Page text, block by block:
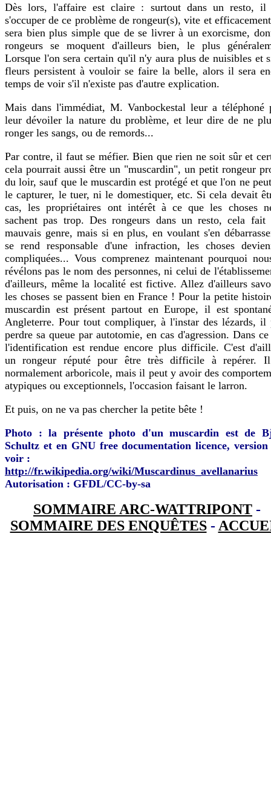
Dès lors, l'affaire est claire : surtout dans un resto, il
s'occuper de ce problème de rongeur(s), vite et
sera bien plus simple que de se livrer à un exorcisme,
rongeurs se moquent d'ailleurs bien, le plus
Lorsque l'on sera certain qu'il n'y aura plus de nuisibles et
fleurs persistent à vouloir se faire la belle, alors il sera
temps de voir s'il n'existe pas d'autre explication.
Mais dans l'immédiat, M. Vanbockestal leur a téléphoné
leur dévoiler la nature du problème, et leur dire de ne
ronger les sangs, ou de remords...
Par contre, il faut se méfier. Bien que rien ne soit sûr et
cela pourrait aussi être un "muscardin", un petit rongeur
du loir, sauf que le muscardin est protégé et que l'on ne
le capturer, le tuer, ni le domestiquer, etc. Si cela devait
cas, les propriétaires ont intérêt à ce que les choses
sachent pas trop. Des rongeurs dans un resto, cela fait
mauvais genre, mais si en plus, en voulant s'en
se rend responsable d'une infraction, les choses
compliquées... Vous comprenez maintenant pourquoi
révélons pas le nom des personnes, ni celui de
d'ailleurs, même la localité est fictive. Allez d'ailleurs
les choses se passent bien en France ! Pour la petite
muscardin est présent partout en Europe, il est
Angleterre. Pour tout compliquer, à l'instar des lézards, il
perdre sa queue par autotomie, en cas d'agression. Dans ce
l'identification est rendue encore plus difficile. C'est
un rongeur réputé pour être très difficile à repérer.
normalement arboricole, mais il peut y avoir des
atypiques ou exceptionnels, l'occasion faisant le larron.
Et puis, on ne va pas chercher la petite bête !
Photo : la présente photo d'un muscardin est de
Schultz et en GNU free documentation licence, version
voir :
http://fr.wikipedia.org/wiki/Muscardinus_avellanarius
Autorisation : GFDL/CC-by-sa
SOMMAIRE ARC-WATTRIPONT -
SOMMAIRE DES ENQUÊTES-